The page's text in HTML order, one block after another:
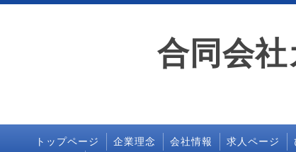
合同会
トップページ 企業理念 会社情報 求人ページ